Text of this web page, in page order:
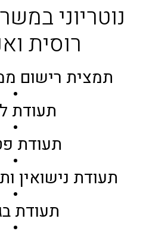
נוטריוני
רוסית
תמצית רישום
•
תעודת
•
תעודת
•
תעודת נישואין
•
תעודת
•